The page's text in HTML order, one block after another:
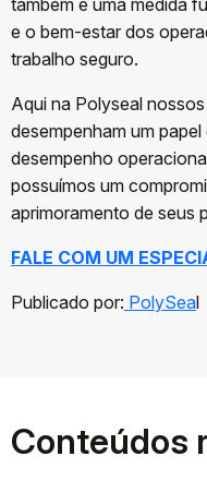
e o bem-estar dos
trabalho seguro.
Aqui na Polyseal
desempenham um
desempenho
possuímos um
aprimoramento de seus
FALE COM UM
Publicado por: PolySeal
Conteúdos